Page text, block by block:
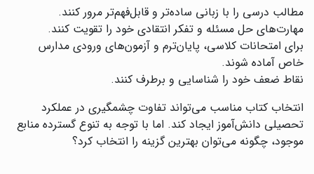
مطالب درسی را با زبانی ساده‌تر و قابل‌فهم‌تر مرور کنند.
مهارت‌های حل مسئله و تفکر انتقادی خود را تقویت کنند.
برای امتحانات کلاسی، پایان‌ترم و آزمون‌های ورودی مدارس
خاص آماده شوند.
نقاط ضعف خود را شناسایی و برطرف کنند.
انتخاب کتاب مناسب می‌تواند تفاوت چشمگیری در عملکرد
تحصیلی دانش‌آموز ایجاد کند. اما با توجه به تنوع گسترده منابع
موجود، چگونه می‌توان بهترین گزینه را انتخاب کرد؟